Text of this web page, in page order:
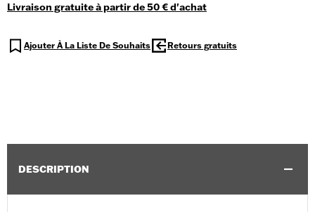
Livraison gratuite à partir de 50 € d'achat
Ajouter À La Liste De Souhaits Retours gratuits
DESCRIPTION